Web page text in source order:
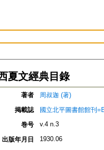
夏文經典目錄
著者
周叔迦 (著)
掲載誌
國立北平圖書館館刊
巻号
v.4 n.3
出版年月日 1930.06